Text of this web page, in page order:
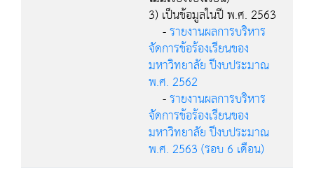
3) เป็นข้อมูลในปี พ.ศ. 2563
-รายงานผลการบริหาร
จัดการข้อร้องเรียนของ
มหาวิทยาลัย ปีงบประมาณ
พ.ศ. 2562
-รายงานผลการบริหาร
จัดการข้อร้องเรียนของ
มหาวิทยาลัย ปีงบประมาณ
พ.ศ. 2563 (รอบ 6 เดือน)